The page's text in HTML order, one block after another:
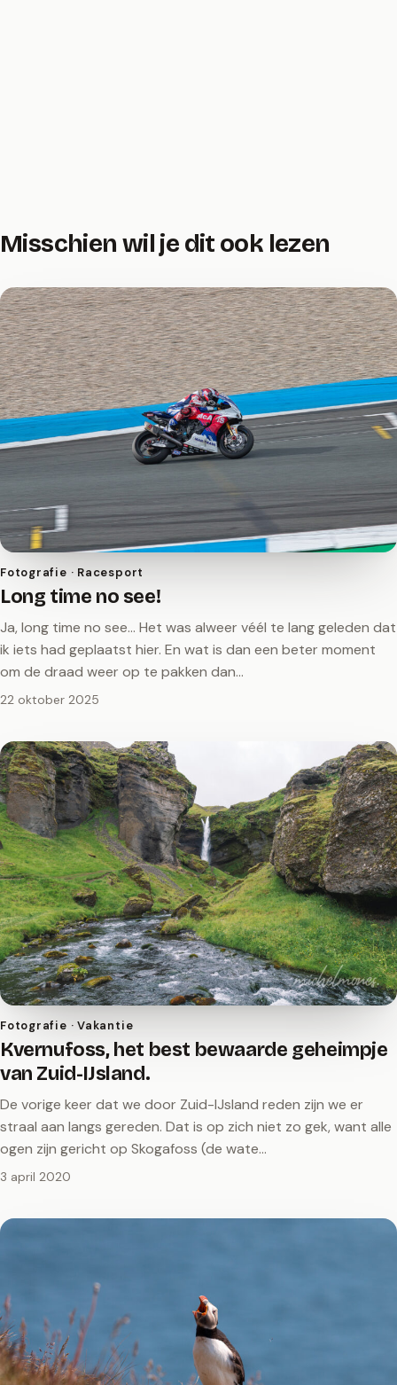
Misschien wil je dit ook lezen
Fotografie · Racesport
Long time no see!
Ja, long time no see… Het was alweer véél te lang geleden dat
ik iets had geplaatst hier. En wat is dan een beter moment
om de draad weer op te pakken dan…
22 oktober 2025
Fotografie · Vakantie
Kvernufoss, het best bewaarde geheimpje
van Zuid-IJsland.
De vorige keer dat we door Zuid-IJsland reden zijn we er
straal aan langs gereden. Dat is op zich niet zo gek, want alle
ogen zijn gericht op Skogafoss (de wate…
3 april 2020